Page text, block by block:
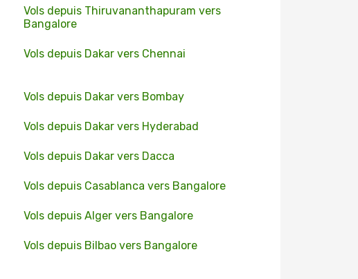
Vols depuis Thiruvananthapuram vers
Bangalore
Vols depuis Dakar vers Chennai
Vols depuis Dakar vers Bombay
Vols depuis Dakar vers Hyderabad
Vols depuis Dakar vers Dacca
Vols depuis Casablanca vers Bangalore
Vols depuis Alger vers Bangalore
Vols depuis Bilbao vers Bangalore